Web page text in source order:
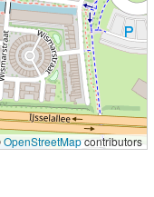
OpenStreetMapcontributors